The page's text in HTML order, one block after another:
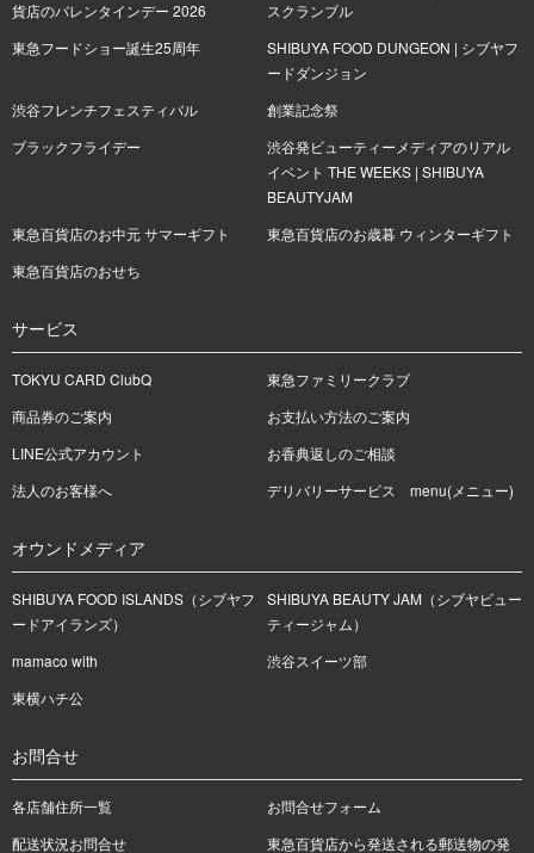
貨店のバレンタインデー 2026
スクランブル
東急フードショー誕生25周年
SHIBUYA FOOD DUNGEON | シブヤフ
ードダンジョン
渋谷フレンチフェスティバル
創業記念祭
ブラックフライデー
渋谷発ビューティーメディアのリアル
イベント THE WEEKS | SHIBUYA
BEAUTYJAM
東急百貨店のお中元 サマーギフト
東急百貨店のお歳暮 ウィンターギフト
東急百貨店のおせち
サービス
TOKYU CARD ClubQ
東急ファミリークラブ
商品券のご案内
お支払い方法のご案内
LINE公式アカウント
お香典返しのご相談
法人のお客様へ
デリバリーサービス menu(メニュー)
オウンドメディア
SHIBUYA FOOD ISLANDS（シブヤフ
ードアイランズ）
SHIBUYA BEAUTY JAM（シブヤビュー
ティージャム）
mamaco with
渋谷スイーツ部
東横ハチ公
お問合せ
各店舗住所一覧
お問合せフォーム
配送状況お問合せ
東急百貨店から発送される郵送物の発